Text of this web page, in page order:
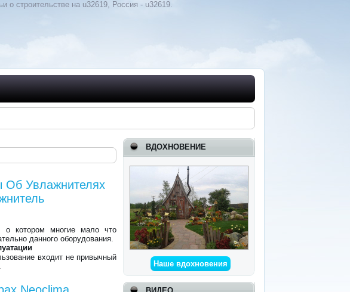
о строительстве на u32619, Россия - u32619.
ВДОХНОВЕНИЕ
Наше вдохновения
Об Увлажнителях
о котором многие мало что
данного оборудования.
входит не привычный